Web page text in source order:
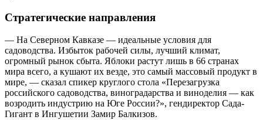
Стратегические направления
— На Северном Кавказе — идеальные условия для
садоводства. Избыток рабочей силы, лучший климат,
огромный рынок сбыта. Яблоки растут лишь в 66 странах
мира всего, а кушают их везде, это самый массовый продукт в
мире, — сказал спикер круглого стола «Перезагрузка
российского садоводства, виноградарства и виноделия — как
возродить индустрию на Юге России?», гендиректор Сада-
Гигант в Ингушетии Замир Балкизов.